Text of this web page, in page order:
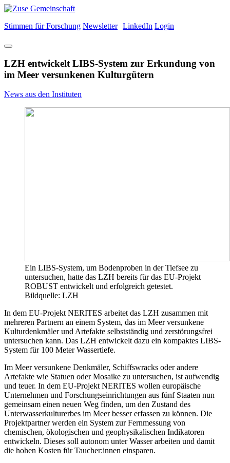
Stimmen für Forschung Newsletter LinkedIn Login
LZH entwickelt LIBS-System zur Erkundung von
im Meer versunkenen Kulturgütern
News aus den Instituten
Ein LIBS-System, um Bodenproben in der Tiefsee zu
untersuchen, hatte das LZH bereits für das EU-Projekt
ROBUST entwickelt und erfolgreich getestet.
Bildquelle: LZH
In dem EU-Projekt NERITES arbeitet das LZH zusammen mit
mehreren Partnern an einem System, das im Meer versunkene
Kulturdenkmäler und Artefakte selbstständig und zerstörungsfrei
untersuchen kann. Das LZH entwickelt dazu ein kompaktes LIBS-
System für 100 Meter Wassertiefe.
Im Meer versunkene Denkmäler, Schiffswracks oder andere
Artefakte wie Statuen oder Mosaike zu untersuchen, ist aufwendig
und teuer. In dem EU-Projekt NERITES wollen europäische
Unternehmen und Forschungseinrichtungen aus fünf Staaten nun
gemeinsam einen neuen Weg finden, um den Zustand des
Unterwasserkulturerbes im Meer besser erfassen zu können. Die
Projektpartner werden ein System zur Fernmessung von
chemischen, ökologischen und geophysikalischen Indikatoren
entwickeln. Dieses soll autonom unter Wasser arbeiten und damit
die hohen Kosten für Taucher:innen einsparen.